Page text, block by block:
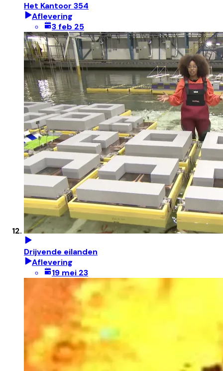
Het Kantoor 354
Aflevering
3 feb 25
Drijvende eilanden
Aflevering
19 mei 23